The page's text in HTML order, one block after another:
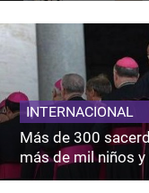
INTERNACIONAL
Más de 300
más de mil niños